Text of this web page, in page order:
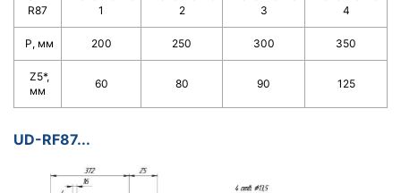
R87
1
2
3
4
Р, мм 200 250 300 350
Z5*,
мм
60 80 90 125
UD-RF87...